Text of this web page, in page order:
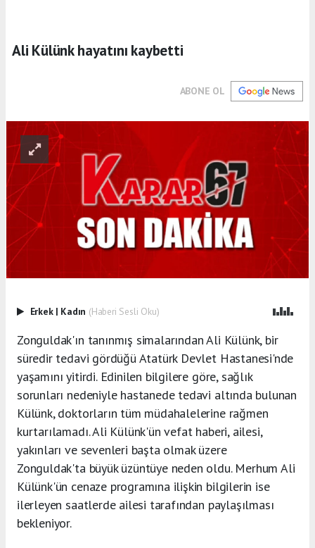
Ali Külünk hayatını kaybetti
ABONE OL
Erkek | Kadın (Haberi Sesli Oku)
Zonguldak'ın tanınmış simalarından Ali Külünk, bir
süredir tedavi gördüğü Atatürk Devlet Hastanesi'nde
yaşamını yitirdi. Edinilen bilgilere göre, sağlık
sorunları nedeniyle hastanede tedavi altında bulunan
Külünk, doktorların tüm müdahalelerine rağmen
kurtarılamadı. Ali Külünk'ün vefat haberi, ailesi,
yakınları ve sevenleri başta olmak üzere
Zonguldak'ta büyük üzüntüye neden oldu. Merhum Ali
Külünk'ün cenaze programına ilişkin bilgilerin ise
ilerleyen saatlerde ailesi tarafından paylaşılması
bekleniyor.